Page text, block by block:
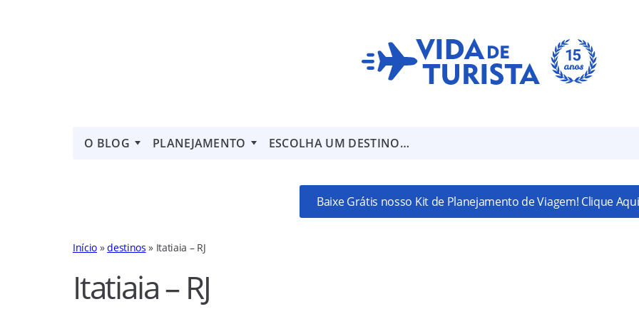
O BLOG PLANEJAMENTO ESCOLHA UM DESTINO…
Baixe Grátis nosso Kit de Planejamento de Viagem! Clique
Início »destinos » Itatiaia – RJ
Itatiaia – RJ